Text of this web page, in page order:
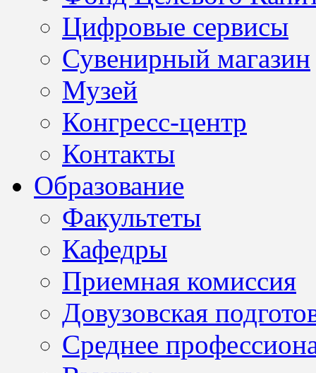
Цифровые сервисы
Сувенирный магазин
Музей
Конгресс-центр
Контакты
Образование
Факультеты
Кафедры
Приемная комиссия
Довузовская
Среднее